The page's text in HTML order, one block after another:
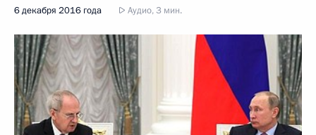
6 декабря 2016 года Аудио, 3 мин.